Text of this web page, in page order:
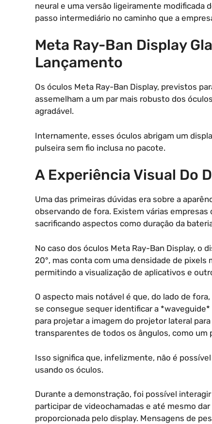
neural e uma versão ligeiramente modificada
passo intermediário no caminho que a
Meta Ray-Ban Display
Lançamento
Os óculos Meta Ray-Ban Display, previstos
assemelham a um par mais robusto dos
agradável.
Internamente, esses óculos abrigam um
pulseira sem fio inclusa no pacote.
A Experiência Visual Do
Uma das primeiras dúvidas era sobre a
observando de fora. Existem várias
sacrificando aspectos como duração da
No caso dos óculos Meta Ray-Ban Display, o
20°, mas conta com uma densidade de
permitindo a visualização de aplicativos e
O aspecto mais notável é que, do lado de
se consegue sequer identificar a
para projetar a imagem do projetor lateral
transparentes de todos os ângulos, como um
Isso significa que, infelizmente, não é
usando os óculos.
Durante a demonstração, foi possível
participar de videochamadas e até mesmo
proporcionada pelo display. Mensagens de